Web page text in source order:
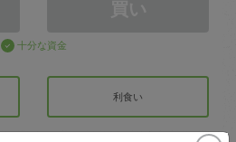
十分な資金
利食い